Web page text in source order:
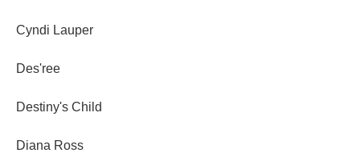
Cyndi Lauper
Des'ree
Destiny's Child
Diana Ross